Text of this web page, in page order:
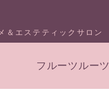
＆エステティックサロン
フルーツルーツ